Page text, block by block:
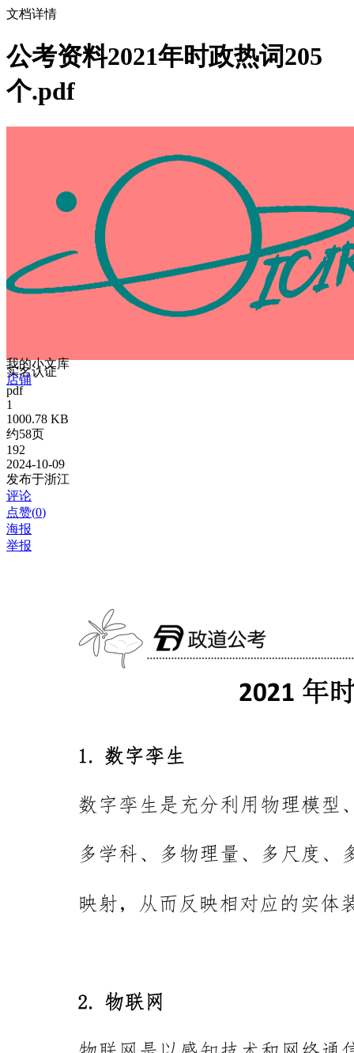
文档详情
公考资料2021年时政热词205
个.pdf
我的小文库
实名认证
店铺
pdf
1
1000.78 KB
约58页
192
2024-10-09
发布于浙江
评论
点赞(0)
海报
举报